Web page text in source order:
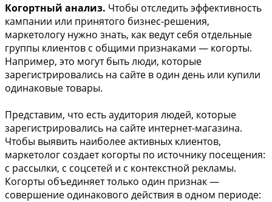
Когортный анализ. Чтобы отследить эффективность
кампании или принятого бизнес-решения,
маркетологу нужно знать, как ведут себя отдельные
группы клиентов с общими признаками — когорты.
Например, это могут быть люди, которые
зарегистрировались на сайте в один день или купили
одинаковые товары.
Представим, что есть аудитория людей, которые
зарегистрировались на сайте интернет-магазина.
Чтобы выявить наиболее активных клиентов,
маркетолог создает когорты по источнику посещения:
с рассылки, с соцсетей и с контекстной рекламы.
Когорты объединяет только один признак —
совершение одинакового действия в одном периоде: